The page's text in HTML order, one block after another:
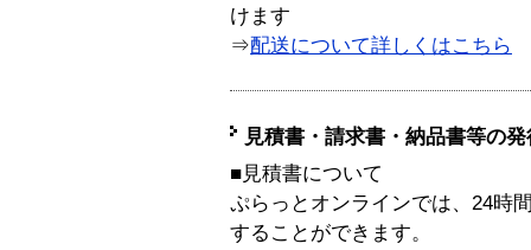
けます
⇒配送について詳しくはこちら
見積書・請求書・納品書等の
■見積書について
ぷらっとオンラインでは、24時
することができます。